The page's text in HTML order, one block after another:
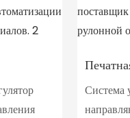
Система